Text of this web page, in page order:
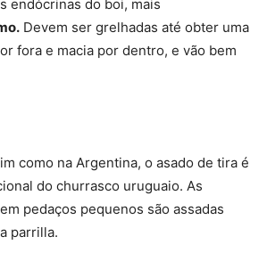
endócrinas do boi, mais
Devem ser grelhadas até obter uma
fora e macia por dentro, e vão bem
como na Argentina, o asado de tira é
do churrasco uruguaio. As
pedaços pequenos são assadas
parrilla.